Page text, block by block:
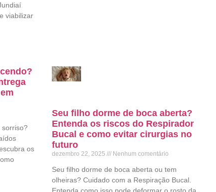
viabilizar
sorriso?
os
Seu filho dorme de boca aberta?
Entenda os riscos do Respirador
Bucal e como evitar cirurgias no
futuro
dezembro 22, 2025 Nenhum comentário
Seu filho dorme de boca aberta ou tem
olheiras? Cuidado com a Respiração Bucal.